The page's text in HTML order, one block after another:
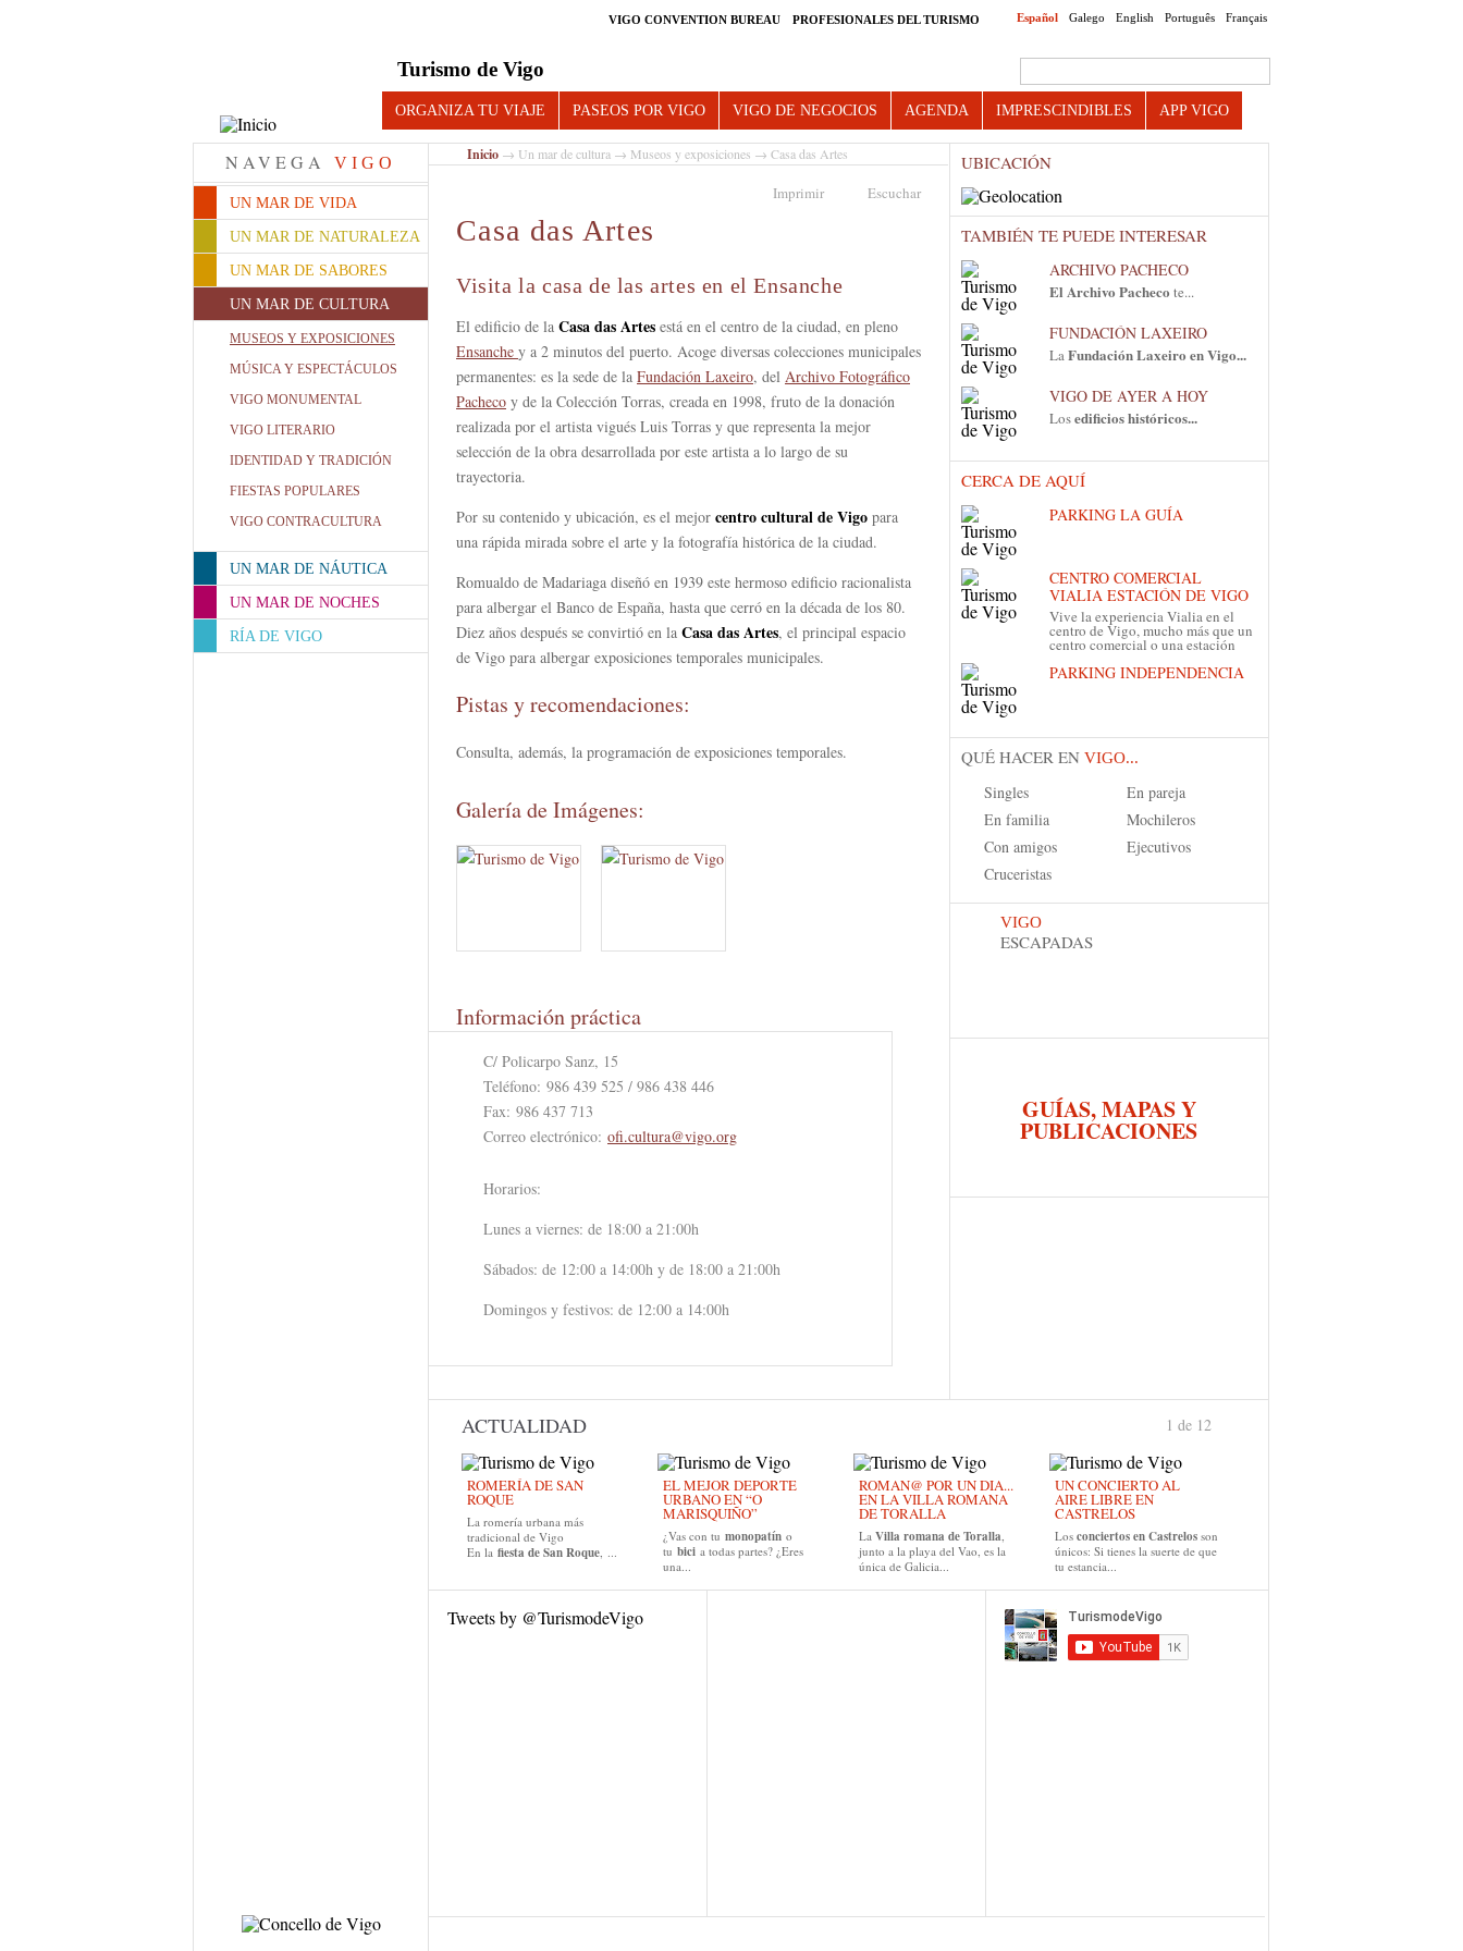
Español Galego English Português Français
VIGO CONVENTION BUREAU PROFESIONALES DEL TURISMO
Turismo de Vigo
ORGANIZA TU VIAJE PASEOS POR VIGO VIGO DE NEGOCIOS AGENDA IMPRESCINDIBLES APP VIGO
NAVEGA VIGO
UN MAR DE VIDA
UN MAR DE NATURALEZA
UN MAR DE SABORES
UN MAR DE CULTURA
MUSEOS Y EXPOSICIONES
MÚSICA Y ESPECTÁCULOS
VIGO MONUMENTAL
VIGO LITERARIO
IDENTIDAD Y TRADICIÓN
FIESTAS POPULARES
VIGO CONTRACULTURA
UN MAR DE NÁUTICA
UN MAR DE NOCHES
RÍA DE VIGO
Inicio → Un mar de cultura → Museos y exposiciones → Casa das Artes
Imprimir Escuchar
Casa das Artes
Visita la casa de las artes en el Ensanche
El edificio de la Casa das Artes está en el centro de la ciudad, en pleno
Ensanche y a 2 minutos del puerto. Acoge diversas colecciones municipales
permanentes: es la sede de la Fundación Laxeiro, del Archivo Fotográfico
Pacheco y de la Colección Torras, creada en 1998, fruto de la donación
realizada por el artista vigués Luis Torras y que representa la mejor
selección de la obra desarrollada por este artista a lo largo de su
trayectoria.
Por su contenido y ubicación, es el mejor centro cultural de Vigo para
una rápida mirada sobre el arte y la fotografía histórica de la ciudad.
Romualdo de Madariaga diseñó en 1939 este hermoso edificio racionalista
para albergar el Banco de España, hasta que cerró en la década de los 80.
Diez años después se convirtió en la Casa das Artes, el principal espacio
de Vigo para albergar exposiciones temporales municipales.
Pistas y recomendaciones:
Consulta, además, la programación de exposiciones temporales.
Galería de Imágenes:
Información práctica
C/ Policarpo Sanz, 15
Teléfono: 986 439 525 / 986 438 446
Fax: 986 437 713
Correo electrónico: ofi.cultura@vigo.org
Horarios:
Lunes a viernes: de 18:00 a 21:00h
Sábados: de 12:00 a 14:00h y de 18:00 a 21:00h
Domingos y festivos: de 12:00 a 14:00h
UBICACIÓN
TAMBIÉN TE PUEDE INTERESAR
ARCHIVO PACHECO
El Archivo Pacheco te...
FUNDACIÓN LAXEIRO
LaFundación Laxeiro en Vigo...
VIGO DE AYER A HOY
Losedificios históricos...
CERCA DE AQUÍ
PARKING LA GUÍA
CENTRO COMERCIAL
VIALIA ESTACIÓN DE VIGO
Vive la experiencia Vialia en el
centro de Vigo, mucho más que un
centro comercial o una estación
PARKING INDEPENDENCIA
QUÉ HACER EN VIGO...
Singles
En pareja
En familia
Mochileros
Con amigos
Ejecutivos
Cruceristas
VIGO
ESCAPADAS
GUÍAS, MAPAS Y
PUBLICACIONES
ACTUALIDAD
ROMERÍA DE SAN
ROQUE
La romería urbana más
tradicional de Vigo
En la fiesta de San Roque, ...
EL MEJOR DEPORTE
URBANO EN “O
MARISQUIÑO”
¿Vas con tu monopatín o
tu bici a todas partes? ¿Eres
una...
ROMAN@ POR UN DIA...
EN LA VILLA ROMANA
DE TORALLA
La Villa romana de Toralla,
junto a la playa del Vao, es la
única de Galicia...
UN CONCIERTO AL
AIRE LIBRE EN
CASTRELOS
Los conciertos en Castrelos son
únicos: Si tienes la suerte de que
tu estancia...
1 de 12
Tweets by @TurismodeVigo